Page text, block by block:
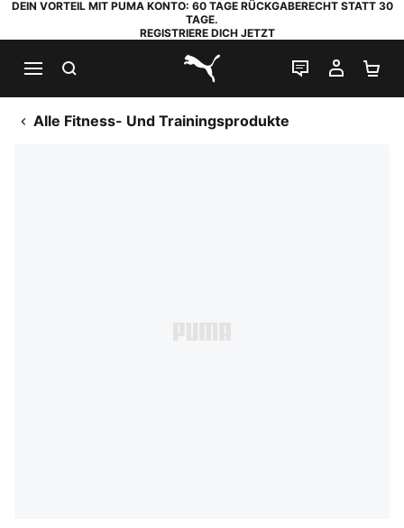
DEIN VORTEIL MIT PUMA KONTO: 60 TAGE RÜCKGABERECHT STATT 30
TAGE.
REGISTRIERE DICH JETZT
PUMA.com
LIVE-CHAT
MEIN
Alle Fitness- Und Trainingsprodukte